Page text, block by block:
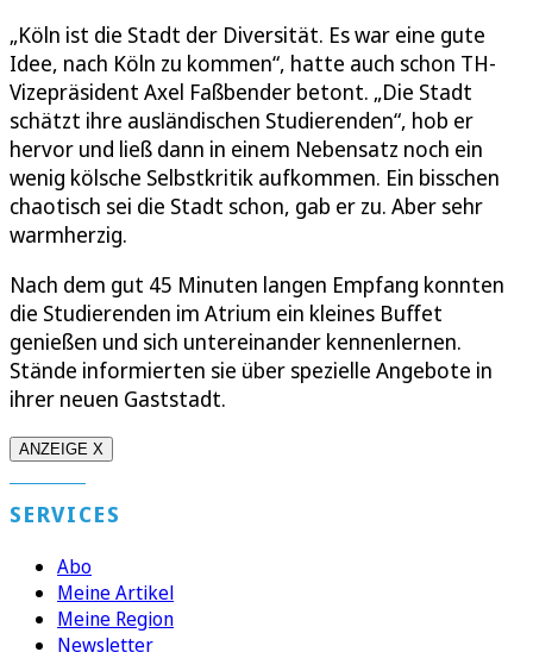
„Köln ist die Stadt der Diversität. Es war eine gute
Idee, nach Köln zu kommen“, hatte auch schon TH-
Vizepräsident Axel Faßbender betont. „Die Stadt
schätzt ihre ausländischen Studierenden“, hob er
hervor und ließ dann in einem Nebensatz noch ein
wenig kölsche Selbstkritik aufkommen. Ein bisschen
chaotisch sei die Stadt schon, gab er zu. Aber sehr
warmherzig.
Nach dem gut 45 Minuten langen Empfang konnten
die Studierenden im Atrium ein kleines Buffet
genießen und sich untereinander kennenlernen.
Stände informierten sie über spezielle Angebote in
ihrer neuen Gaststadt.
ANZEIGE X
SERVICES
Abo
Meine Artikel
Meine Region
Newsletter